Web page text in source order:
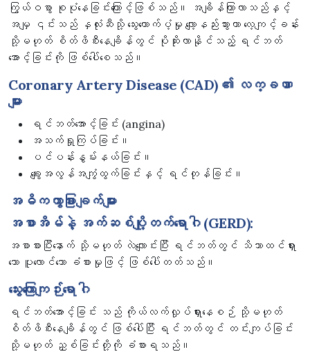
ကြွယ်ဝစွာ စုပုံနေခြင်းကြောင့်ဖြစ်သည်။ အချိန်ကြာလာသည်နှင့်
အမျှ ၎င်းသည် နှလုံးဆီသို့ သွေးထောက်ပံ့မှု လျော့နည်းသွားကာ လေ့ကျင့်ခန်း
သို့မဟုတ် စိတ်ဖိစီးနေချိန်တွင် ပိုဆိုးလာနိုင်သည့် ရင်ဘတ်
အောင့်ခြင်းကို ဖြစ်ပေါ်စေသည်။
Coronary Artery Disease (CAD) ၏ လက္ခဏာ
များ
ရင်ဘတ်အောင့်ခြင်း (angina)
အသက်ရှုကြပ်ခြင်း။
ပင်ပန်းနွမ်းနယ်ခြင်း။
ချွေးအလွန်အကျွံထွက်ခြင်းနှင့် ရင်တုန်ခြင်း။
အဓိကကွာခြားချက်များ
အစာအိမ်နဲ့ အက်ဆစ်ပျို့တက်ရောဂါ (GERD):
အစာစားပြီးနောက် သို့မဟုတ် လဲလျောင်းပြီး ရင်ဘတ်တွင် သိသာထင်ရှား
သော ပူလောင်သော ခံစားမှုဖြင့် ဖြစ်ပေါ်တတ်သည်။
သွေးကြောကျဉ်းရောဂါ
ရင်ဘတ်အောင့်ခြင်း သည် ကိုယ်လက်လှုပ်ရှားနေစဉ် သို့မဟုတ်
စိတ်ဖိစီးနေချိန်တွင် ဖြစ်ပေါ်ပြီး ရင်ဘတ်တွင် တင်းကျပ်ခြင်း
သို့မဟုတ် ညှစ်ခြင်းတို့ကို ခံစားရသည်။